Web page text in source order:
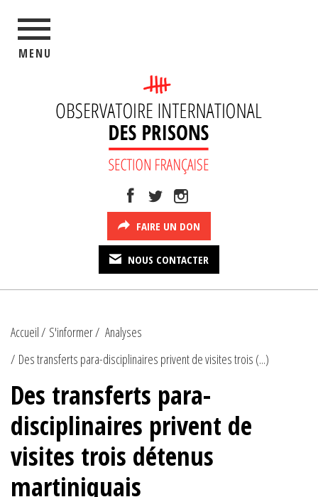
MENU
FAIRE UN DON
NOUS CONTACTER
Accueil S'informer
Analyses
Des transferts para-disciplinaires privent de visites trois (...)
Des transferts para-
disciplinaires privent de
visites trois détenus
martiniquais